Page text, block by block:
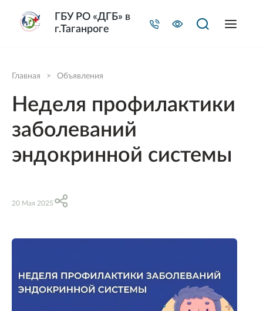
Главная > Объявления
Неделя профилактики
заболеваний
эндокринной системы
20 Мая 2025
ГБУ РО «ДГБ» в
г.Таганроге